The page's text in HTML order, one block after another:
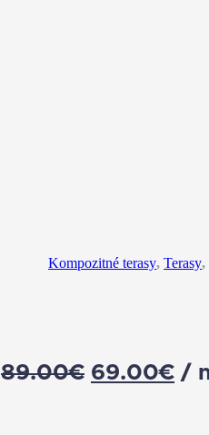
Kompozitné terasy, Terasy,
89.00€ 69.00€ /